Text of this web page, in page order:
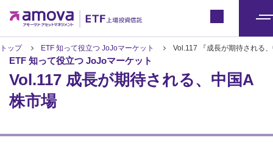
ETFトップ
ニ
トップ ETF 知って役立つ JoJoマーケット Vol.117 『成長が期待される
ETF 知って役立つ JoJoマーケット
Vol.117 成長が期待される、中国A
株市場